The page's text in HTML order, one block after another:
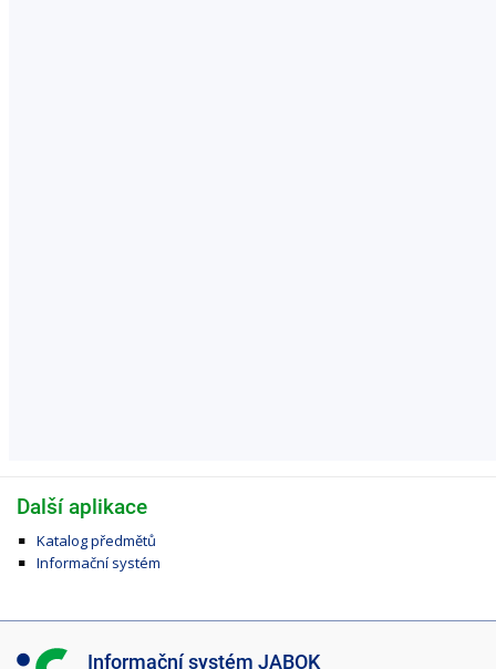
Další aplikace
Katalog předmětů
Informační systém
I Informační systém JABOK